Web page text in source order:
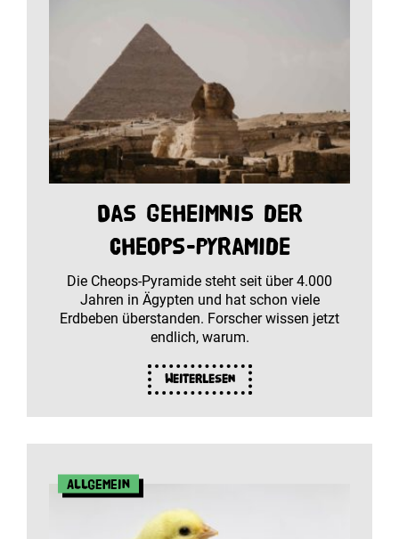
Das Geheimnis der
Cheops-Pyramide
Die Cheops-Pyramide steht seit über 4.000
Jahren in Ägypten und hat schon viele
Erdbeben überstanden. Forscher wissen jetzt
endlich, warum.
Weiterlesen
Allgemein